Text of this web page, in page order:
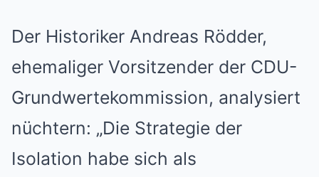
Der Historiker Andreas Rödder,
ehemaliger Vorsitzender der CDU-
Grundwertekommission, analysiert
nüchtern: „Die Strategie der
Isolation habe sich als